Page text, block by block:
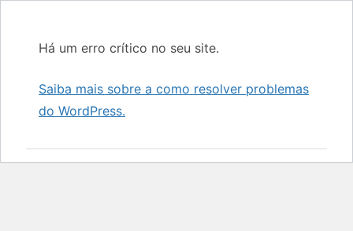
Há um erro crítico no seu site.
Saiba mais sobre a como resolver problemas
do WordPress.